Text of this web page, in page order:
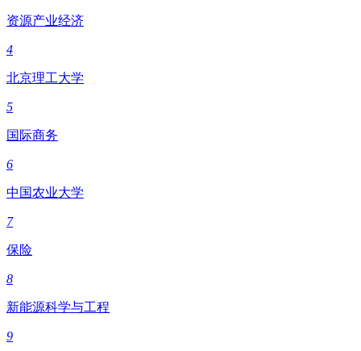
资源产业经济
4
北京理工大学
5
国际商务
6
中国农业大学
7
保险
8
新能源科学与工程
9